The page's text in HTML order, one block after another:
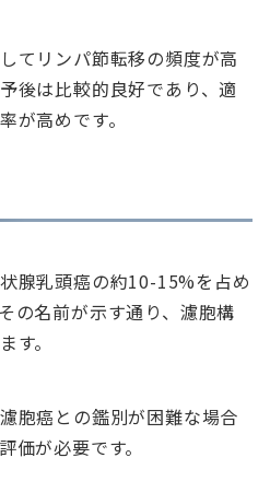
てリンパ節転移の頻度が高
後は比較的良好であり、適
が高めです。
腺乳頭癌の約10-15%を占め
の名前が示す通り、濾胞構
す。
胞癌との鑑別が困難な場合
価が必要です。